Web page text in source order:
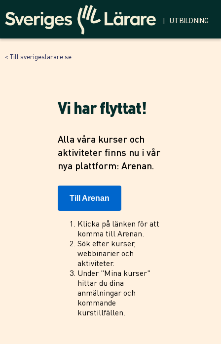
| UTBILDNING
< Till sverigeslarare.se
Vi har flyttat!
Alla våra kurser och
aktiviteter finns nu i vår
nya plattform: Arenan.
Till Arenan
Klicka på länken för att
komma till Arenan.
Sök efter kurser,
webbinarier och
aktiviteter.
Under "Mina kurser"
hittar du dina
anmälningar och
kommande
kurstillfällen.